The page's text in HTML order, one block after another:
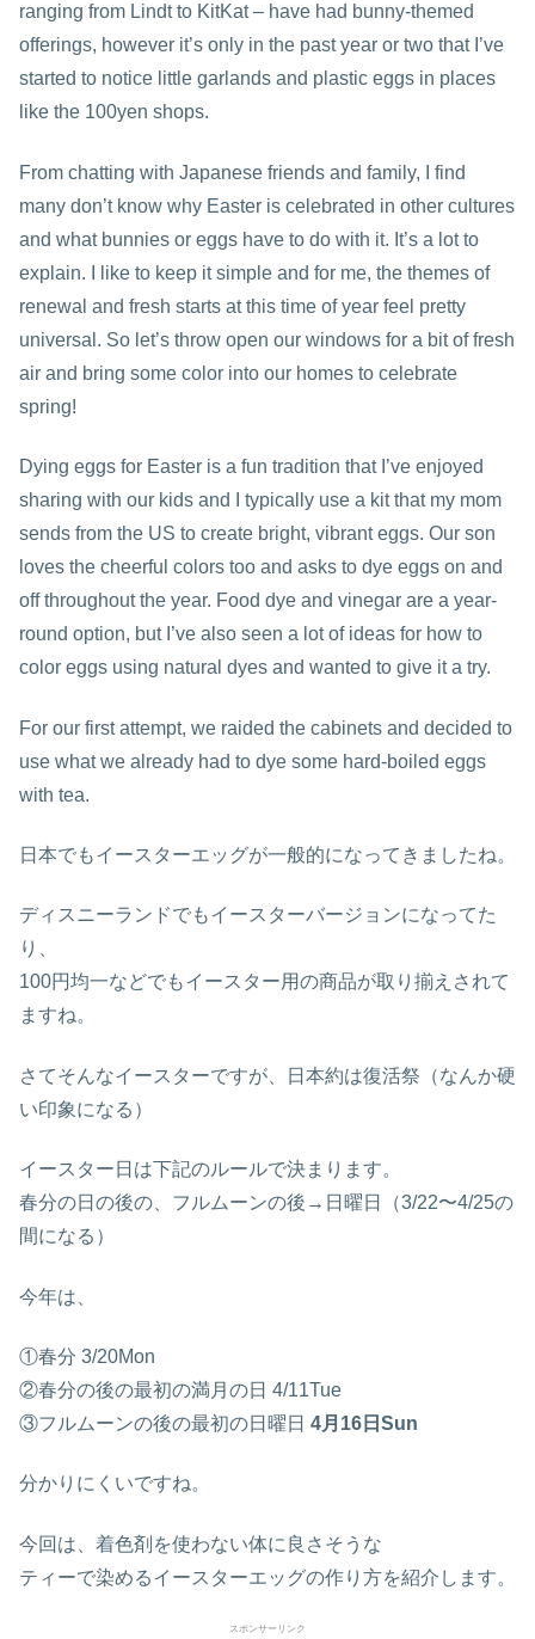
ranging from Lindt to KitKat – have had bunny-themed
offerings, however it’s only in the past year or two that I’ve
started to notice little garlands and plastic eggs in places
like the 100yen shops.
From chatting with Japanese friends and family, I find
many don’t know why Easter is celebrated in other cultures
and what bunnies or eggs have to do with it. It’s a lot to
explain. I like to keep it simple and for me, the themes of
renewal and fresh starts at this time of year feel pretty
universal. So let’s throw open our windows for a bit of fresh
air and bring some color into our homes to celebrate
spring!
Dying eggs for Easter is a fun tradition that I’ve enjoyed
sharing with our kids and I typically use a kit that my mom
sends from the US to create bright, vibrant eggs. Our son
loves the cheerful colors too and asks to dye eggs on and
off throughout the year. Food dye and vinegar are a year-
round option, but I’ve also seen a lot of ideas for how to
color eggs using natural dyes and wanted to give it a try.
For our first attempt, we raided the cabinets and decided to
use what we already had to dye some hard-boiled eggs
with tea.
日本でもイースターエッグが一般的になってきましたね。
ディスニーランドでもイースターバージョンになってた
り、
100円均一などでもイースター用の商品が取り揃えされて
ますね。
さてそんなイースターですが、日本約は復活祭（なんか硬
い印象になる）
イースター日は下記のルールで決まります。
春分の日の後の、フルムーンの後→日曜日（3/22〜4/25の
間になる）
今年は、
①春分 3/20Mon
②春分の後の最初の満月の日 4/11Tue
③フルムーンの後の最初の日曜日 4月16日Sun
分かりにくいですね。
今回は、着色剤を使わない体に良さそうな
ティーで染めるイースターエッグの作り方を紹介します。
スポンサーリンク